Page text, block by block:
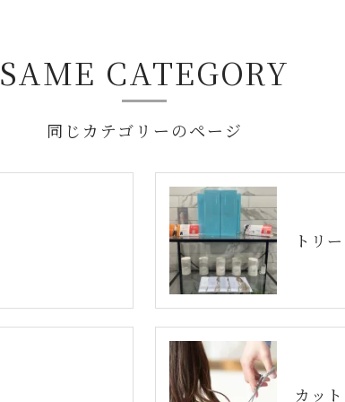
同じカテゴリーのページ
SAME CATEGORY
トリ
カット